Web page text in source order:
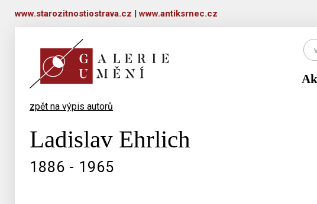
www.starozitnostiostrava.cz |www.antiksrnec.cz
zpět na výpis autorů
Ladislav Ehrlich
1886 - 1965